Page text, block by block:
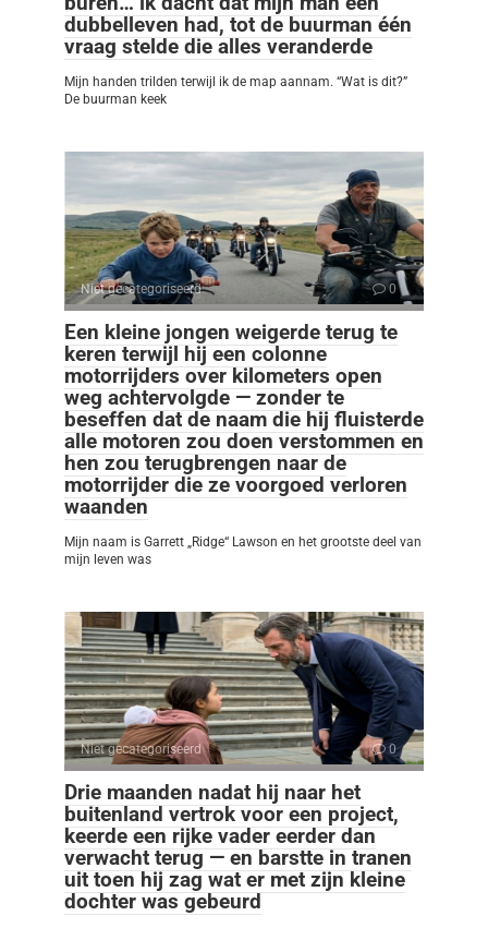
dubbelleven had, tot de buurman één
vraag stelde die alles veranderde
Mijn handen trilden terwijl ik de map aannam. “Wat is dit?”
De buurman keek
Niet gecategoriseerd 0
Een kleine jongen weigerde terug te
keren terwijl hij een colonne
motorrijders over kilometers open
weg achtervolgde — zonder te
beseffen dat de naam die hij fluisterde
alle motoren zou doen verstommen en
hen zou terugbrengen naar de
motorrijder die ze voorgoed verloren
waanden
Mijn naam is Garrett „Ridge“ Lawson en het grootste deel van
mijn leven was
Niet gecategoriseerd 0
Drie maanden nadat hij naar het
buitenland vertrok voor een project,
keerde een rijke vader eerder dan
verwacht terug — en barstte in tranen
uit toen hij zag wat er met zijn kleine
dochter was gebeurd